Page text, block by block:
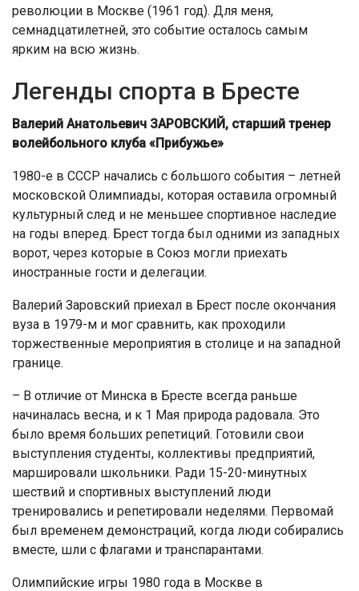
революции в Москве (1961 год). Для меня,
семнадцатилетней, это событие осталось самым
ярким на всю жизнь.
Легенды спорта в Бресте
Валерий Анатольевич ЗАРОВСКИЙ, старший тренер
волейбольного клуба «Прибужье»
1980-е в СССР начались с большого события – летней
московской Олимпиады, которая оставила огромный
культурный след и не меньшее спортивное наследие
на годы вперед. Брест тогда был одними из западных
ворот, через которые в Союз могли приехать
иностранные гости и делегации.
Валерий Заровский приехал в Брест после окончания
вуза в 1979-м и мог сравнить, как проходили
торжественные мероприятия в столице и на западной
границе.
– В отличие от Минска в Бресте всегда раньше
начиналась весна, и к 1 Мая природа радовала. Это
было время больших репетиций. Готовили свои
выступления студенты, коллективы предприятий,
маршировали школьники. Ради 15-20-минутных
шествий и спортивных выступлений люди
тренировались и репетировали неделями. Первомай
был временем демонстраций, когда люди собирались
вместе, шли с флагами и транспарантами.
Олимпийские игры 1980 года в Москве в